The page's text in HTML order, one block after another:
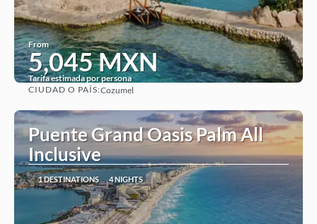
From
5,045 MXN
Tarifa estimada por persona
CIUDAD O PAÍS:Cozumel
Puente Grand Oasis Palm All
Inclusive
1 DESTINATIONS 4 NIGHTS